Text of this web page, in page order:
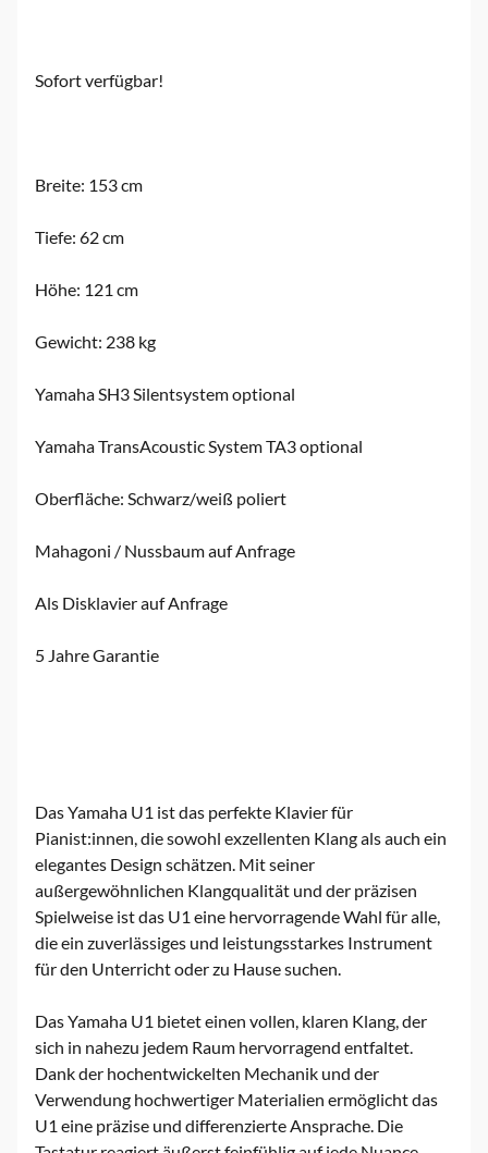
Sofort verfügbar!
Breite: 153 cm
Tiefe: 62 cm
Höhe: 121 cm
Gewicht: 238 kg
Yamaha SH3 Silentsystem optional
Yamaha TransAcoustic System TA3 optional
Oberfläche: Schwarz/weiß poliert
Mahagoni / Nussbaum auf Anfrage
Als Disklavier auf Anfrage
5 Jahre Garantie
Das Yamaha U1 ist das perfekte Klavier für
Pianist:innen, die sowohl exzellenten Klang als auch ein
elegantes Design schätzen. Mit seiner
außergewöhnlichen Klangqualität und der präzisen
Spielweise ist das U1 eine hervorragende Wahl für alle,
die ein zuverlässiges und leistungsstarkes Instrument
für den Unterricht oder zu Hause suchen.
Das Yamaha U1 bietet einen vollen, klaren Klang, der
sich in nahezu jedem Raum hervorragend entfaltet.
Dank der hochentwickelten Mechanik und der
Verwendung hochwertiger Materialien ermöglicht das
U1 eine präzise und differenzierte Ansprache. Die